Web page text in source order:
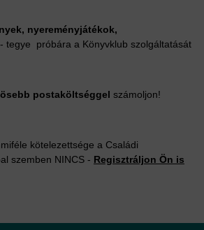
nyereményjátékok,
- tegye próbára a Könyvklub szolgáltatását
postaköltséggel számoljon!
kötelezettsége a Családi
szemben NINCS - Regisztráljon Ön is